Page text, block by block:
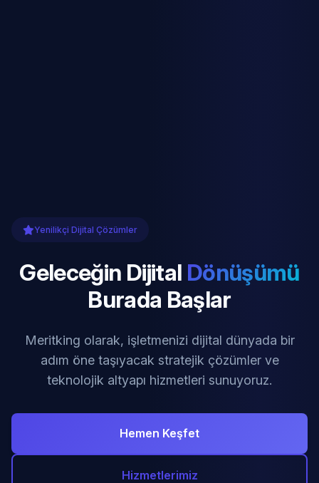
Yenilikçi Dijital Çözümler
Geleceğin Dijital Dönüşümü
Burada Başlar
Meritking olarak, işletmenizi dijital dünyada bir
adım öne taşıyacak stratejik çözümler ve
teknolojik altyapı hizmetleri sunuyoruz.
Hemen Keşfet
Hizmetlerimiz